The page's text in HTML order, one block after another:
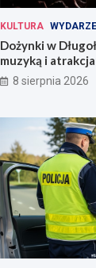
KULTURA
Dożynki w
muzyką i
8 sierpnia 2026